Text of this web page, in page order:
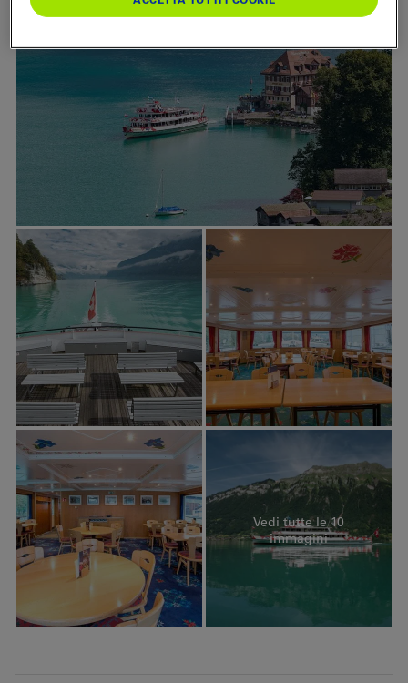
Vedi tutte le 10
immagini